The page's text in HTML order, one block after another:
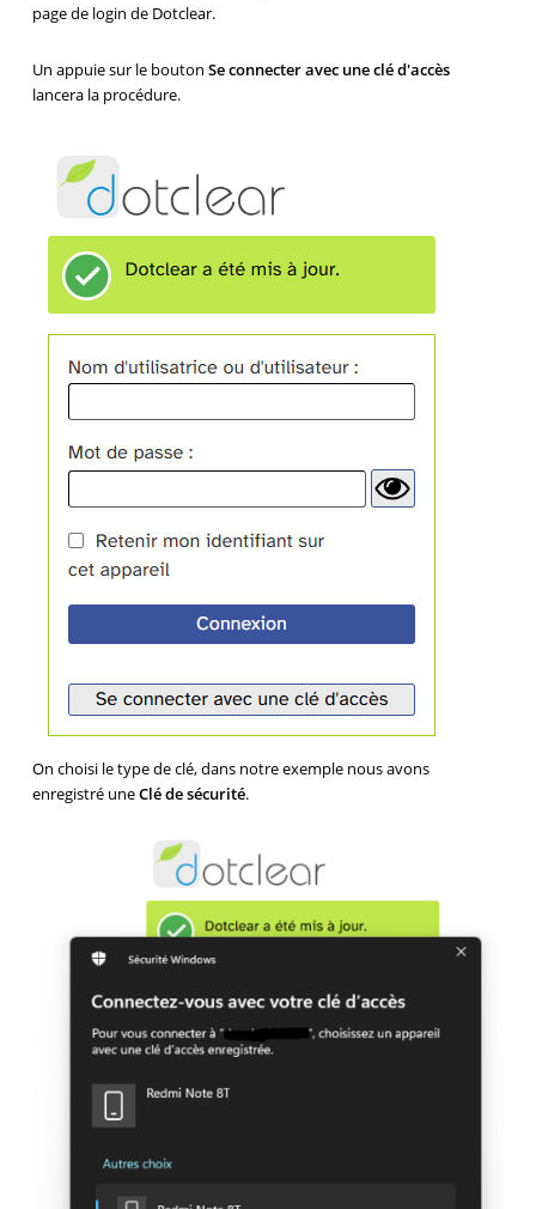
page de login de Dotclear.
Un appuie sur le bouton Se connecter avec une clé d'accès
lancera la procédure.
On choisi le type de clé, dans notre exemple nous avons
enregistré uneClé de sécurité.